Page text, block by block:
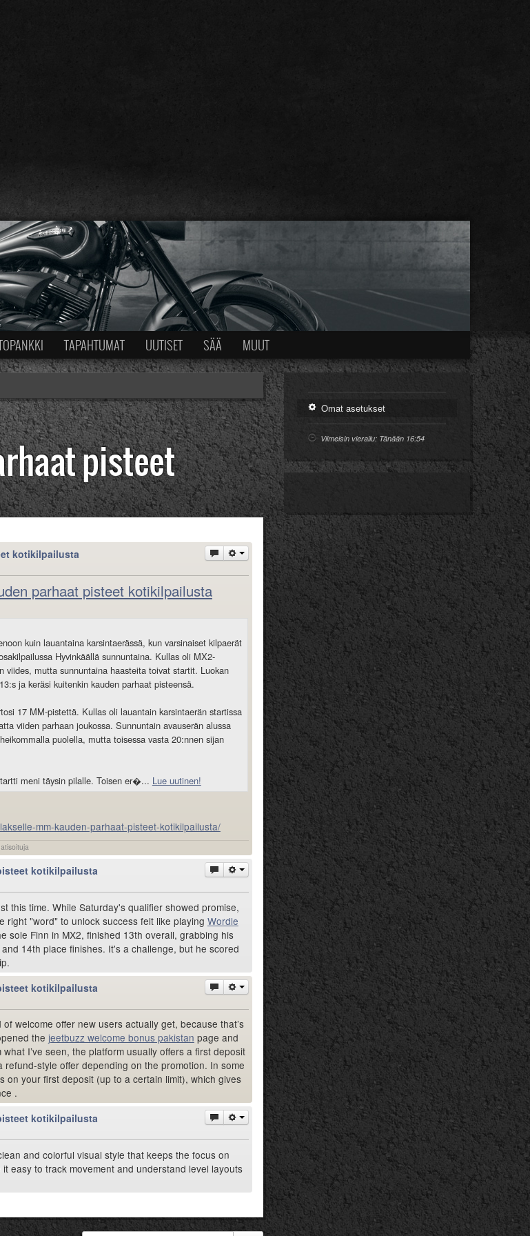
TAPAHTUMAT UUTISET SÄÄ MUUT
pisteet
kotikilpailusta
parhaat pisteet kotikilpailusta
kuin lauantaina karsintaerässä, kun varsinaiset kilpaerät
Hyvinkäällä sunnuntaina. Kullas oli MX2-
viides, mutta sunnuntaina haasteita toivat startit. Luokan
ja keräsi kuitenkin kauden parhaat pisteensä.
17 MM-pistettä. Kullas oli lauantain karsintaerän startissa
viiden parhaan joukossa. Sunnuntain avauserän alussa
puolella, mutta toisessa vasta 20:nnen sijan
meni täysin pilalle. Toisen er�... Lue uutinen!
mm-kauden-parhaat-pisteet-kotikilpailusta/
kotikilpailusta
this time. While Saturday's qualifier showed promise,
right "word" to unlock success felt like playing Wordle
sole Finn in MX2, finished 13th overall, grabbing his
14th place finishes. It's a challenge, but he scored
kotikilpailusta
welcome offer new users actually get, because that’s
the jeetbuzz welcome bonus pakistan page and
I’ve seen, the platform usually offers a first deposit
style offer depending on the promotion. In some
on your first deposit (up to a certain limit), which gives
.
kotikilpailusta
and colorful visual style that keeps the focus on
easy to track movement and understand level layouts
Omat asetukset
Viimeisin vierailu: Tänään 16:54